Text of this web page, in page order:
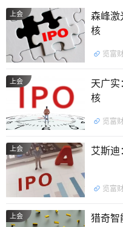
上会
森峰激
核
览富
上会
天广实
核
览富
上会 艾斯迪
览富
上会 猎奇智